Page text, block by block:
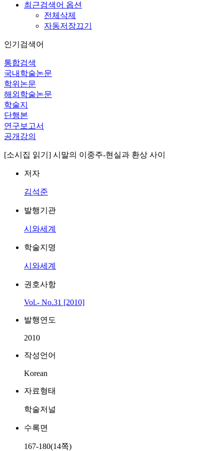
최근검색어 옵션
전체삭제
자동저장끄기
인기검색어
통합검색
국내학술논문
학위논문
해외학술논문
학술지
단행본
연구보고서
공개강의
[소시집 읽기] 시말의 이중주-현실과 환상 사이
저자
김석준
발행기관
시와세계
학술지명
시와세계
권호사항
Vol.- No.31 [2010]
발행연도
2010
작성언어
Korean
자료형태
학술저널
수록면
167-180(14쪽)